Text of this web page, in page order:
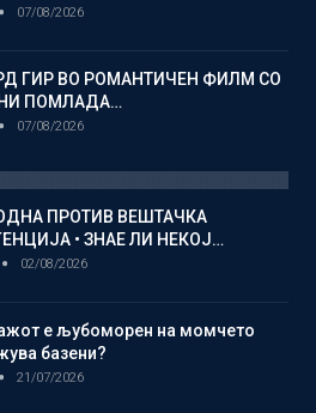
07/08/2026
ГИР ВО РОМАНТИЧЕН ФИЛМ СО
ПОМЛАДА…
07/08/2026
ПРОТИВ ВЕШТАЧКА
• ЗНАЕ ЛИ НЕКОЈ…
02/08/2026
е љубоморен на момчето
базени?
21/07/2026